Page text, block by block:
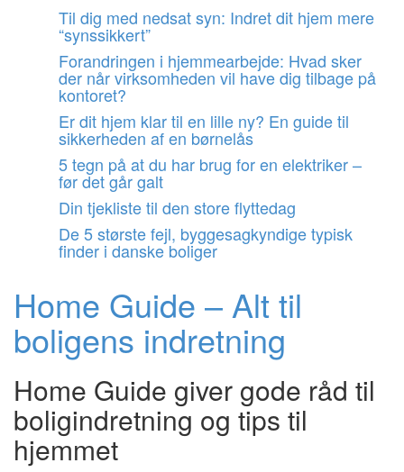
Til dig med nedsat syn: Indret dit hjem mere
“synssikkert”
Forandringen i hjemmearbejde: Hvad sker
der når virksomheden vil have dig tilbage på
kontoret?
Er dit hjem klar til en lille ny? En guide til
sikkerheden af en børnelås
5 tegn på at du har brug for en elektriker –
før det går galt
Din tjekliste til den store flyttedag
De 5 største fejl, byggesagkyndige typisk
finder i danske boliger
Home Guide – Alt til
boligens indretning
Home Guide giver gode råd til
boligindretning og tips til
hjemmet